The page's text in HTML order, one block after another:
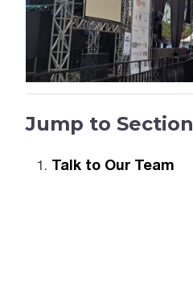
Jump to Section
Talk to Our Team